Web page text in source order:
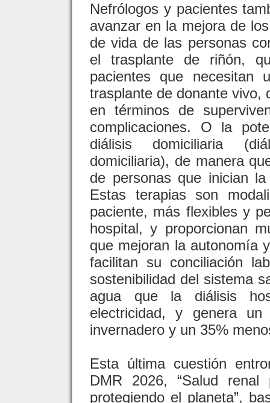
Nefrólogos y pacientes
avanzar en la mejora de
de vida de las personas
el trasplante de riñón,
pacientes que
trasplante de donante vivo,
en términos de
complicaciones. O la
diálisis domiciliaria
domiciliaria), de manera
de personas que inician
Estas terapias son
paciente, más flexibles y
hospital, y proporcionan
que mejoran la autonomía
facilitan su conciliación
sostenibilidad del sistema
agua que la diálisis
electricidad, y genera
invernadero y un 35%
Esta última cuestión
DMR 2026, “Salud
protegiendo el planeta”,